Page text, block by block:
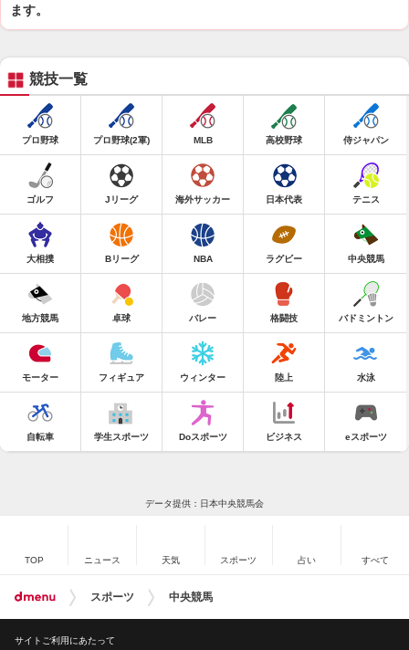
ます。
競技一覧
プロ野球 プロ野球(2軍) MLB 高校野球 侍ジャパン
ゴルフ Jリーグ 海外サッカー 日本代表 テニス
大相撲 Bリーグ NBA ラグビー 中央競馬
地方競馬 卓球 バレー 格闘技 バドミントン
モーター フィギュア ウィンター 陸上 水泳
自転車 学生スポーツ Doスポーツ ビジネス eスポーツ
データ提供：日本中央競馬会
TOP ニュース 天気 スポーツ 占い すべて
スポーツ 中央競馬
サイトご利用にあたって